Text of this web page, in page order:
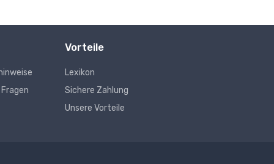
Vorteile
Lexikon
Sichere Zahlung
Unsere Vorteile